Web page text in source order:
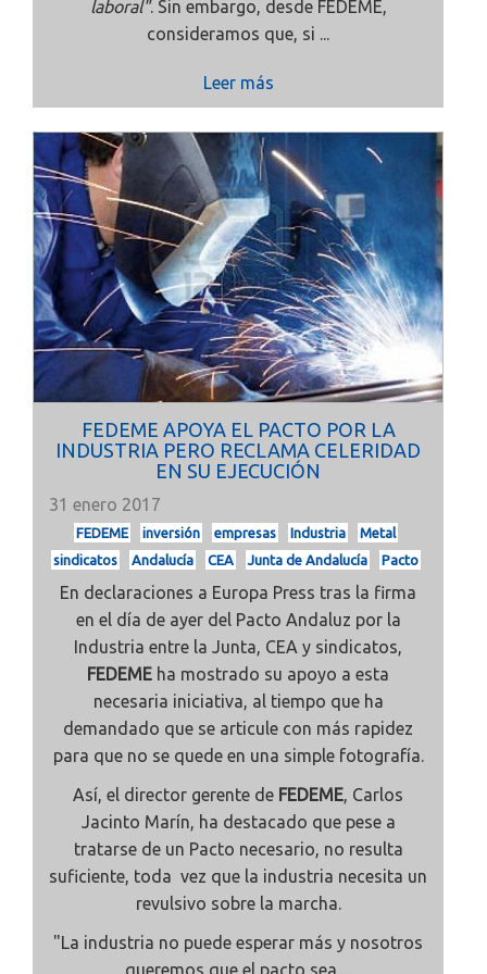
laboral". Sin embargo, desde FEDEME,
consideramos que, si ...
Leer más
FEDEME APOYA EL PACTO POR LA
INDUSTRIA PERO RECLAMA CELERIDAD
EN SU EJECUCIÓN
31 enero 2017
FEDEME inversión empresas Industria
Metal
sindicatos
Andalucía CEA Junta de Andalucía Pacto
En declaraciones a Europa Press tras la firma
en el día de ayer del Pacto Andaluz por la
Industria entre la Junta, CEA y sindicatos,
FEDEME ha mostrado su apoyo a esta
necesaria iniciativa, al tiempo que ha
demandado que se articule con más rapidez
para que no se quede en una simple fotografía.
Así, el director gerente de FEDEME, Carlos
Jacinto Marín, ha destacado que pese a
tratarse de un Pacto necesario, no resulta
suficiente, toda vez que la industria necesita un
revulsivo sobre la marcha.
"La industria no puede esperar más y nosotros
queremos que el pacto sea ...